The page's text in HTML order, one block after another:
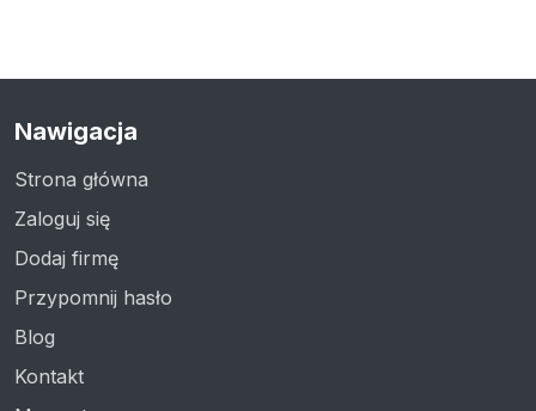
Nawigacja
Strona główna
Zaloguj się
Dodaj firmę
Przypomnij hasło
Blog
Kontakt